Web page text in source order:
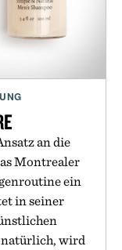
an die
Montrealer
ein
in seiner
natürlich, wird